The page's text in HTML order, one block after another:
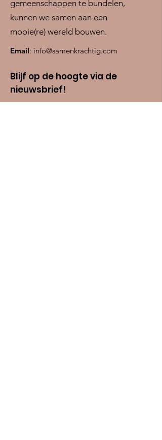
gemeenschappen te bundelen,
kunnen we samen aan een
mooie(re) wereld bouwen.
Email: info@samenkrachtig.com
Blijf op de hoogte via de
nieuwsbrief!